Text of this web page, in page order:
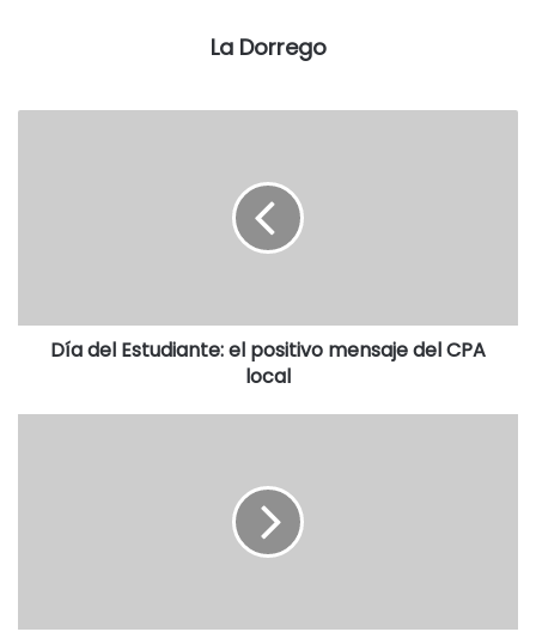
La Dorrego
Día del Estudiante: el positivo mensaje del CPA
local